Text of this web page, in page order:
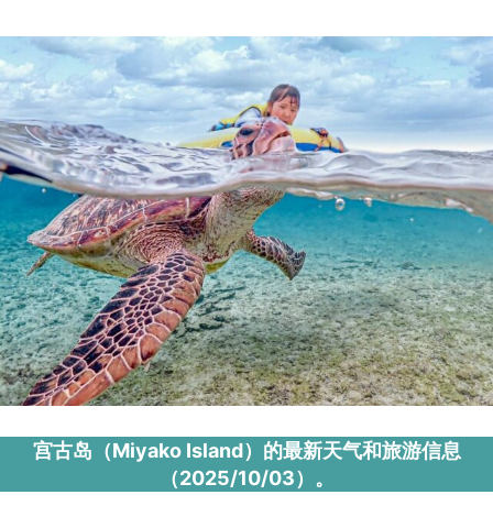
宫古岛（Miyako Island）的最新天气和旅游信息
（2025/10/03）。